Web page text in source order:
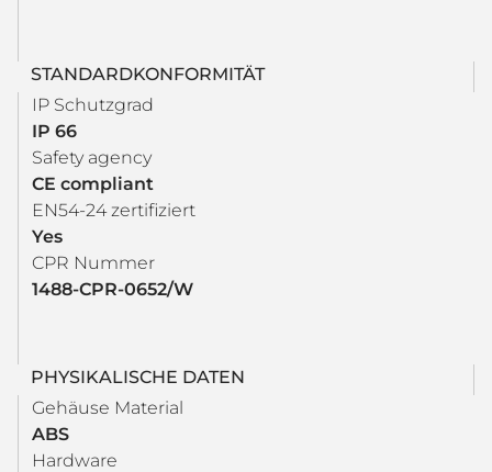
STANDARDKONFORMITÄT
IP Schutzgrad
IP 66
Safety agency
CE compliant
EN54-24 zertifiziert
Yes
CPR Nummer
1488-CPR-0652/W
PHYSIKALISCHE DATEN
Gehäuse Material
ABS
Hardware